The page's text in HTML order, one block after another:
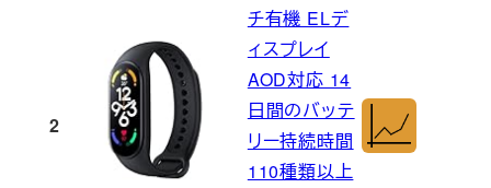
2
チ有機 ELデ
ィスプレイ
AOD対応 14
日間のバッテ
リー持続時間
110種類以上